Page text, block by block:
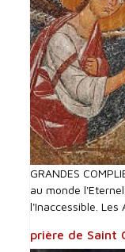
GRANDES
au monde
l'Inaccessible. Les
prière de Saint